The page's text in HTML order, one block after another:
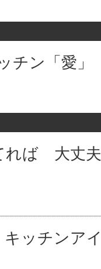
ン「愛」
れば 大丈夫
ッチンアイ